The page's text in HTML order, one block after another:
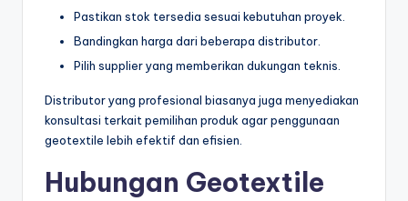
Pastikan stok tersedia sesuai kebutuhan proyek.
Bandingkan harga dari beberapa distributor.
Pilih supplier yang memberikan dukungan teknis.
Distributor yang profesional biasanya juga menyediakan
konsultasi terkait pemilihan produk agar penggunaan
geotextile lebih efektif dan efisien.
Hubungan Geotextile